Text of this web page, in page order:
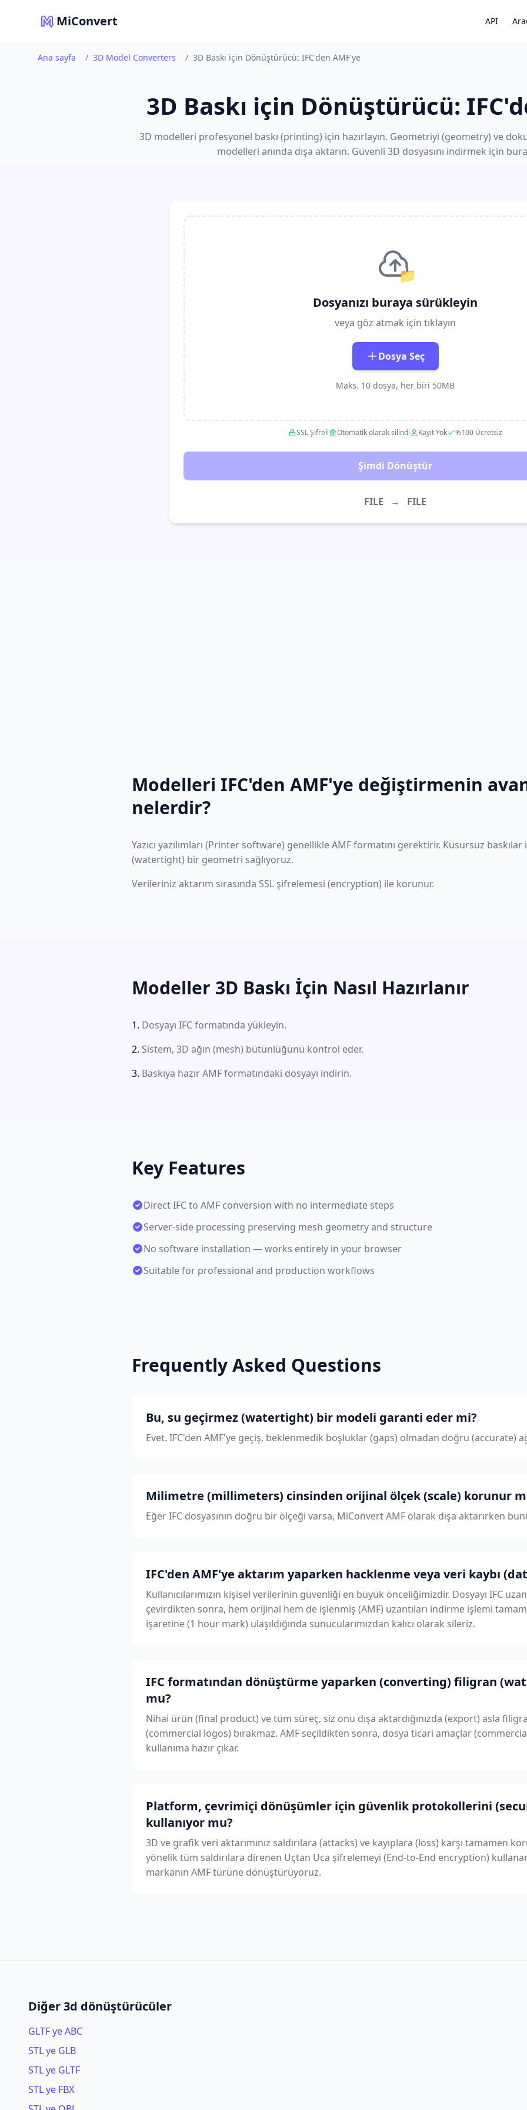
MiConvert API
Ana sayfa / 3D Model Converters / 3D Baskı için Dönüştürücü: IFC'den AMF'ye
3D Baskı için Dönüştürücü:
3D modelleri profesyonel baskı (printing) için hazırlayın. Geometriyi (geometry) ve
modelleri anında dışa aktarın. Güvenli 3D dosyasını indirmek için
📁
Dosyanızı buraya sürükleyin
veya göz atmak için tıklayın
Dosya Seç
Maks. 10 dosya, her biri 50MB
SSL Şifreli Otomatik olarak silindi Kayıt Yok %100 Ücretsiz
Şimdi Dönüştür
FILE → FILE
Modelleri IFC'den AMF'ye değiştirmenin
nelerdir?
Yazıcı yazılımları (Printer software) genellikle AMF formatını gerektirir. Kusursuz
(watertight) bir geometri sağlıyoruz.
Verileriniz aktarım sırasında SSL şifrelemesi (encryption) ile korunur.
Modeller 3D Baskı İçin Nasıl Hazırlanır
Dosyayı IFC formatında yükleyin.
Sistem, 3D ağın (mesh) bütünlüğünü kontrol eder.
Baskıya hazır AMF formatındaki dosyayı indirin.
Key Features
Direct IFC to AMF conversion with no intermediate steps
Server-side processing preserving mesh geometry and structure
No software installation — works entirely in your browser
Suitable for professional and production workflows
Frequently Asked Questions
Bu, su geçirmez (watertight) bir modeli garanti eder mi?
Evet. IFC'den AMF'ye geçiş, beklenmedik boşluklar (gaps) olmadan doğru (accurate)
Milimetre (millimeters) cinsinden orijinal ölçek (scale) korunur
Eğer IFC dosyasının doğru bir ölçeği varsa, MiConvert AMF olarak dışa aktarırken
IFC'den AMF'ye aktarım yaparken hacklenme veya veri kaybı
Kullanıcılarımızın kişisel verilerinin güvenliği en büyük önceliğimizdir. Dosyayı IFC
çevirdikten sonra, hem orijinal hem de işlenmiş (AMF) uzantıları indirme işlemi
işaretine (1 hour mark) ulaşıldığında sunucularımızdan kalıcı olarak sileriz.
IFC formatından dönüştürme yaparken (converting) filigran
mu?
Nihai ürün (final product) ve tüm süreç, siz onu dışa aktardığınızda (export) asla
(commercial logos) bırakmaz. AMF seçildikten sonra, dosya ticari amaçlar
kullanıma hazır çıkar.
Platform, çevrimiçi dönüşümler için güvenlik protokollerini
kullanıyor mu?
3D ve grafik veri aktarımınız saldırılara (attacks) ve kayıplara (loss) karşı tamamen
yönelik tüm saldırılara direnen Uçtan Uca şifrelemeyi (End-to-End encryption)
markanın AMF türüne dönüştürüyoruz.
Diğer 3d dönüştürücüler
GLTF ye ABC
STL ye GLB
STL ye GLTF
STL ye FBX